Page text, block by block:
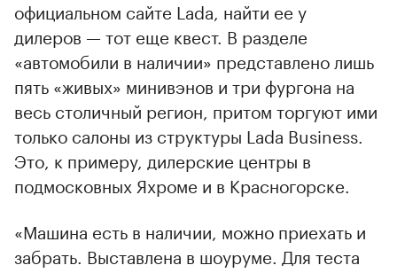
официальном сайте Lada, найти ее у
дилеров — тот еще квест. В разделе
«автомобили в наличии» представлено лишь
пять «живых» минивэнов и три фургона на
весь столичный регион, притом торгуют ими
только салоны из структуры Lada Business.
Это, к примеру, дилерские центры в
подмосковных Яхроме и в Красногорске.
«Машина есть в наличии, можно приехать и
забрать. Выставлена в шоуруме. Для теста